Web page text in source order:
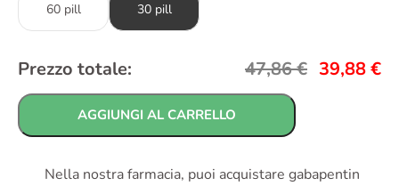
60 pill 30 pill
Prezzo totale: 47,86€ 39,88€
AGGIUNGI AL CARRELLO
Nella nostra farmacia, puoi acquistare gabapentin